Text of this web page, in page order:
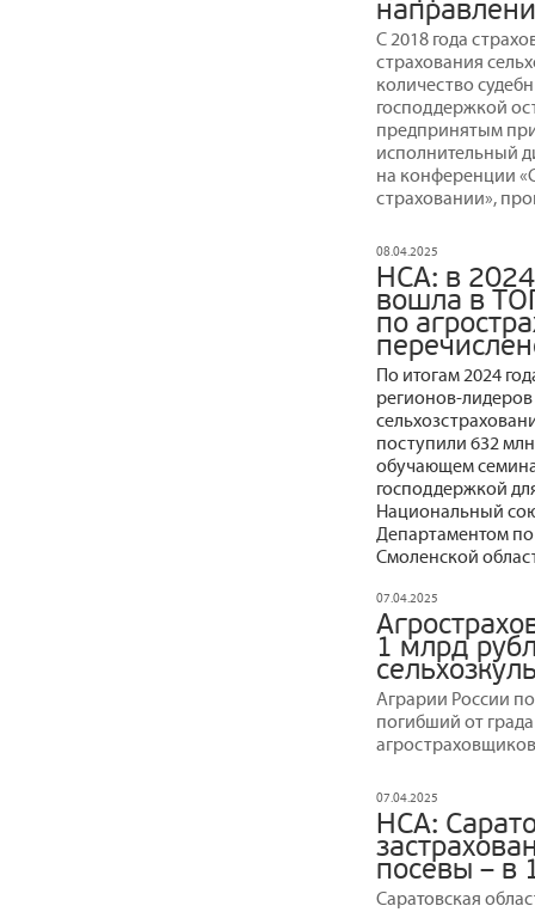
С 2018 года
страхования
количество
господдержкой
предпринятым
исполнительный
на конференции
страховании»,
08.04.2025
НСА: в
вошла в
по
По итогам 2024
регионов-
поступили 632
обучающем
господдержкой
Национальный
Департаментом
Смоленской
07.04.2025
1 млрд
Аграрии России
погибший от
07.04.2025
НСА:
посевы – в
Саратовская